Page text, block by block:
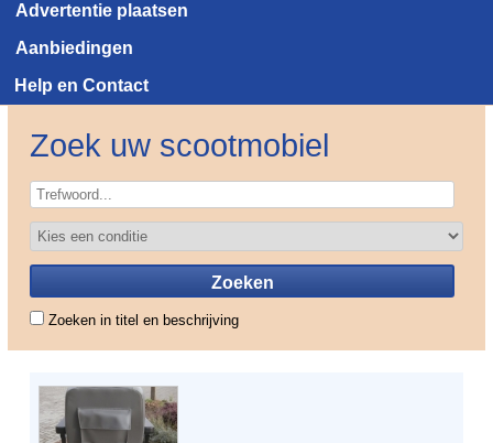
Advertentie plaatsen
Aanbiedingen
Help en Contact
Zoek uw scootmobiel
Zoeken in titel en beschrijving